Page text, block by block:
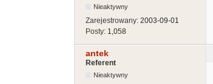
Nieaktywny
Zarejestrowany: 2003-09-01
Posty: 1,058
antek
Referent
Nieaktywny